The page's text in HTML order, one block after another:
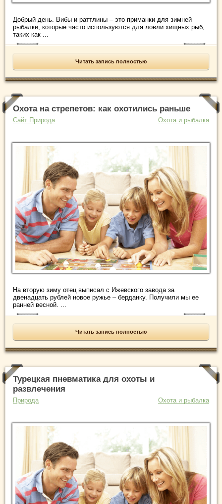
Добрый день. Вибы и раттлины – это приманки для зимней
рыбалки, которые часто используются для ловли хищных рыб,
таких как ...
Читать запись полностью
Охота на стрепетов: как охотились раньше
Сайт Природа Охота и рыбалка
На вторую зиму отец выписал с Ижевского завода за
двенадцать рублей новое ружье – берданку. Получили мы ее
ранней весной. ...
Читать запись полностью
Турецкая пневматика для охоты и
развлечения
Природа Охота и рыбалка